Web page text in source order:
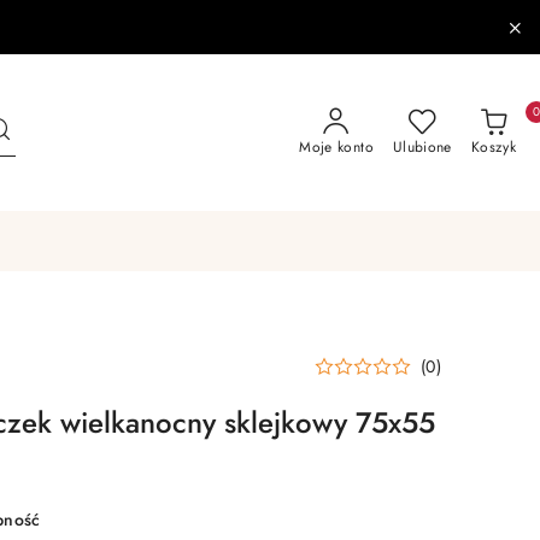
Moje konto Ulubione Koszyk
0
(0)
wielkanocny sklejkowy 75x55